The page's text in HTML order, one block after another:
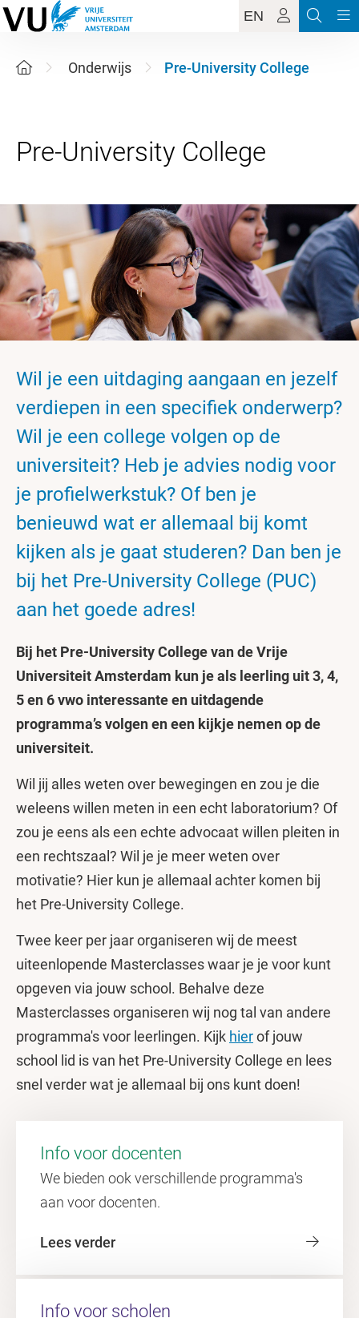
EN
Onderwijs Pre-University College
Wil je een uitdaging aangaan en jezelf
verdiepen in een specifiek onderwerp?
Wil je een college volgen op de
universiteit? Heb je advies nodig voor
je profielwerkstuk? Of ben je
benieuwd wat er allemaal bij komt
kijken als je gaat studeren? Dan ben je
bij het Pre-University College (PUC)
aan het goede adres!
Bij het Pre-University College van de Vrije
Universiteit Amsterdam kun je als leerling uit 3, 4,
5 en 6 vwo interessante en uitdagende
programma’s volgen en een kijkje nemen op de
universiteit.
Wil jij alles weten over bewegingen en zou je die
weleens willen meten in een echt laboratorium? Of
zou je eens als een echte advocaat willen pleiten in
een rechtszaal? Wil je je meer weten over
motivatie? Hier kun je allemaal achter komen bij
het Pre-University College.
Twee keer per jaar organiseren wij de meest
uiteenlopende Masterclasses waar je je voor kunt
opgeven via jouw school. Behalve deze
Masterclasses organiseren wij nog tal van andere
programma's voor leerlingen. Kijk hierof jouw
school lid is van het Pre-University College en lees
snel verder wat je allemaal bij ons kunt doen!
Info voor docenten
We bieden ook verschillende programma's
aan voor docenten.
Lees verder
Info voor scholen